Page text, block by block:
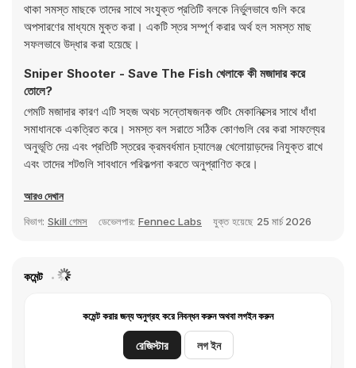
থাকা সমস্ত মাছকে তাদের সাথে সংযুক্ত প্রতিটি বলকে নির্ভুলভাবে গুলি করে
অপসারণের মাধ্যমে মুক্ত করা। একটি স্তর সম্পূর্ণ করার অর্থ হল সমস্ত মাছ
সফলভাবে উদ্ধার করা হয়েছে।
Sniper Shooter - Save The Fish খেলাকে কী মজাদার করে
তোলে?
গেমটি মজাদার কারণ এটি সহজ অথচ সন্তোষজনক শুটিং মেকানিক্সের সাথে ধাঁধা
সমাধানকে একত্রিত করে। সমস্ত বল সরাতে সঠিক কোণগুলি বের করা সাফল্যের
অনুভূতি দেয় এবং প্রতিটি স্তরের ক্রমবর্ধমান চ্যালেঞ্জ খেলোয়াড়দের নিযুক্ত রাখে
এবং তাদের শটগুলি সাবধানে পরিকল্পনা করতে অনুপ্রাণিত করে।
আরও দেখান
বিভাগ: Skill গেমস ডেভেলপার: Fennec Labs যুক্ত হয়েছে 25 মার্চ 2026
কমেন্ট
কমেন্ট করার জন্য অনুগ্রহ করে নিবন্ধন করুন অথবা লগইন করুন
রেজিস্টার লগ ইন